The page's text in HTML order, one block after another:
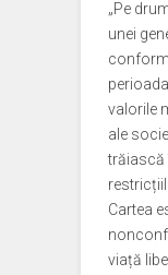
„Pe
unei
valorile
ale
trăiască
Cartea
viață